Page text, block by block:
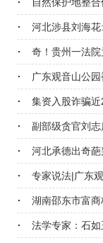
去何从
河北涉县刘海
影！
奇！贵州一法
广东观音山公
拨云见日？
集资入股诈骗
守涉嫌卖法市恩
副部级贪官刘
其低价抢企未
河北承德出奇
原告作证没发现
专家说法|广东
阻，行政不作为
湖南邵东市富
受案回执，调
法学专家：石